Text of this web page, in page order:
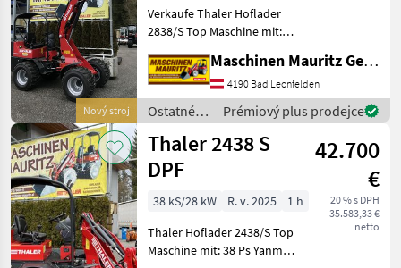
Nový stroj
Verkaufe Thaler Hoflader
2838/S Top Maschine mit:
Rexroth 38 Ps Yanmar
Motor mit Partikelfilter
Stufe V 2 Fahrstufen-
schaltbar am Joys
Maschinen Mauritz GesmbH
4190 Bad Leonfelden
Ostatné
poľnohospodárske
silové
stroje /
Thaler
Prémiový plus prodejce
Thaler 2438 S
DPF
42.700
€
20 % s DPH
35.583,33 €
netto
38 kS/28 kW R. v. 2025
1 h
Thaler Hoflader 2438/S Top
Maschine mit: 38 Ps Yanmar